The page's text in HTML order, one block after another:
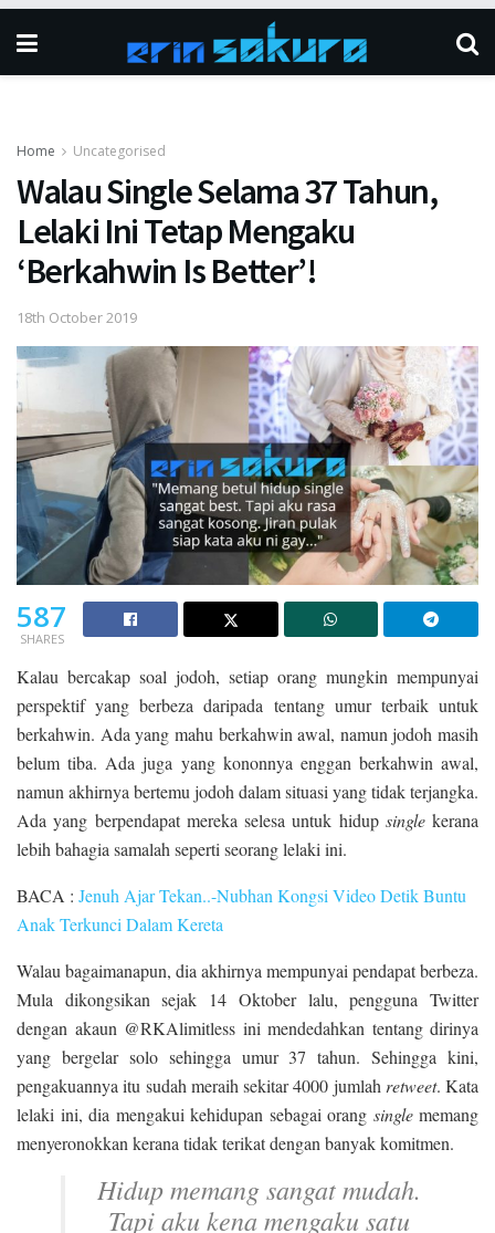
Home Uncategorised
Walau Single Selama 37 Tahun,
Lelaki Ini Tetap Mengaku
‘Berkahwin Is Better’!
18th October 2019
587
SHARES
Kalau bercakap soal jodoh, setiap orang mungkin mempunyai
perspektif yang berbeza daripada tentang umur terbaik untuk
berkahwin. Ada yang mahu berkahwin awal, namun jodoh masih
belum tiba. Ada juga yang kononnya enggan berkahwin awal,
namun akhirnya bertemu jodoh dalam situasi yang tidak terjangka.
Ada yang berpendapat mereka selesa untuk hidup singlekerana
lebih bahagia samalah seperti seorang lelaki ini.
BACA : Jenuh Ajar Tekan..-Nubhan Kongsi Video Detik Buntu
Anak Terkunci Dalam Kereta
Walau bagaimanapun, dia akhirnya mempunyai pendapat berbeza.
Mula dikongsikan sejak 14 Oktober lalu, pengguna Twitter
dengan akaun @RKAlimitless ini mendedahkan tentang dirinya
yang bergelar solo sehingga umur 37 tahun. Sehingga kini,
pengakuannya itu sudah meraih sekitar 4000 jumlah retweet. Kata
lelaki ini, dia mengakui kehidupan sebagai orang singlememang
menyeronokkan kerana tidak terikat dengan banyak komitmen.
Hidup memang sangat mudah.
Tapi aku kena mengaku satu